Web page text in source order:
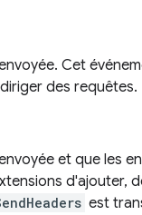
Cet
des requêtes.
et que les
d'ajouter,
est